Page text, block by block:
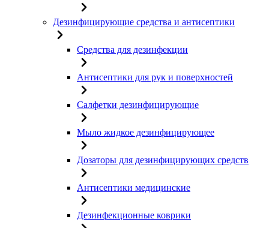
Дезинфицирующие средства и антисептики
Средства для дезинфекции
Антисептики для рук и поверхностей
Салфетки дезинфицирующие
Мыло жидкое дезинфицирующее
Дозаторы для дезинфицирующих средств
Антисептики медицинские
Дезинфекционные коврики